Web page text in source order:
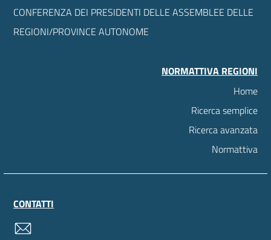
CONFERENZA DEI PRESIDENTI DELLE ASSEMBLEE DELLE
REGIONI/PROVINCE AUTONOME
NORMATTIVA REGIONI
Home
Ricerca semplice
Ricerca avanzata
Normattiva
CONTATTI